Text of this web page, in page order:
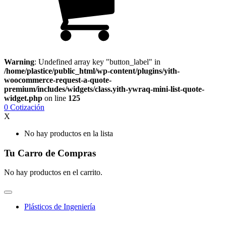
Warning: Undefined array key "button_label" in
/home/plastice/public_html/wp-content/plugins/yith-
woocommerce-request-a-quote-
premium/includes/widgets/class.yith-ywraq-mini-list-quote-
widget.php on line 125
0 Cotización
X
No hay productos en la lista
Tu Carro de Compras
No hay productos en el carrito.
Plásticos de Ingeniería